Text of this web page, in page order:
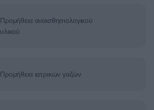
Προμήθεια αναισθησιολογικού
υλικού
Προμήθεια ιατρικών γαζών